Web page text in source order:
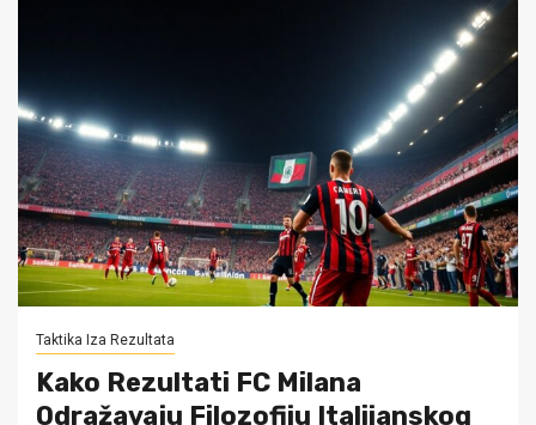
Taktika Iza Rezultata
Kako Rezultati FC Milana
Odražavaju Filozofiju Italijanskog